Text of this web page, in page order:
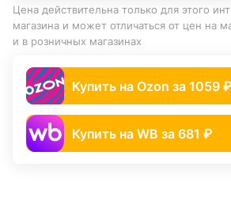
Цена действительна только для этого
магазина и может отличаться от цен на
и в розничных магазинах
Купить на Ozon за 1059 ₽
Купить на WB за 681 ₽